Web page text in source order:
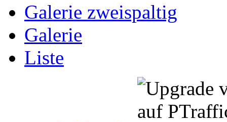
Galerie zweispaltig
Galerie
Liste